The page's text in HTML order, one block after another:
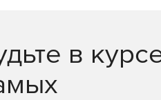
Контроль программ и сайтов
в